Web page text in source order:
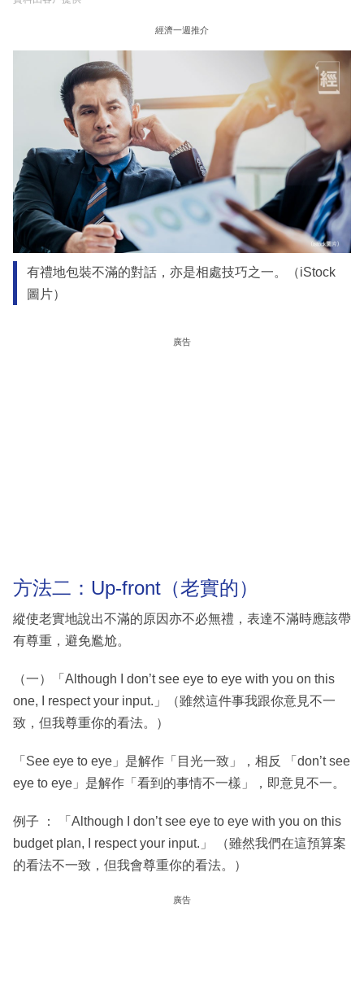
經濟一週推介
有禮地包裝不滿的對話，亦是相處技巧之一。（iStock
圖片）
廣告
方法二：Up-front（老實的）
縱使老實地說出不滿的原因亦不必無禮，表達不滿時應該帶
有尊重，避免尷尬。
（一）「Although I don’t see eye to eye with you on this
one, I respect your input.」（雖然這件事我跟你意見不一
致，但我尊重你的看法。）
「See eye to eye」是解作「目光一致」，相反 「don’t see
eye to eye」是解作「看到的事情不一樣」，即意見不一。
例子 ： 「Although I don’t see eye to eye with you on this
budget plan, I respect your input.」 （雖然我們在這預算案
的看法不一致，但我會尊重你的看法。）
廣告